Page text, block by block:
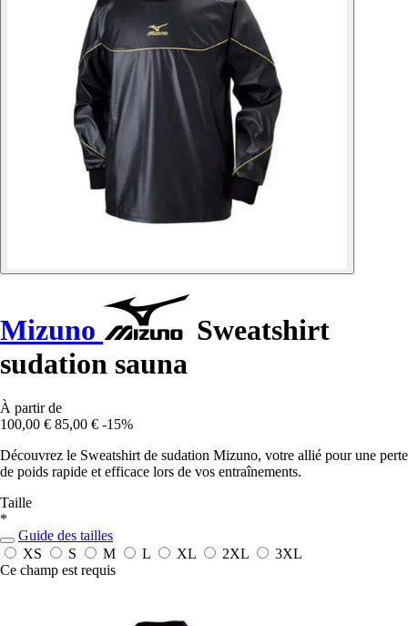
Mizuno
Sweatshirt
sudation sauna
À partir de
100,00 € 85,00 € -15%
Découvrez le Sweatshirt de sudation Mizuno, votre allié pour une perte
de poids rapide et efficace lors de vos entraînements.
Taille
*
Guide des tailles
XS
S M L XL 2XL
3XL
Ce champ est requis